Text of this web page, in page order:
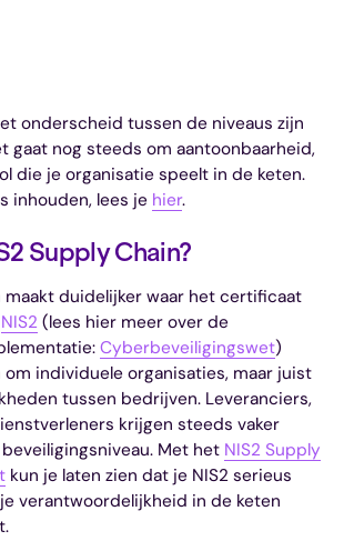
onderscheid tussen de niveaus zijn
gaat nog steeds om aantoonbaarheid,
die je organisatie speelt in de keten.
inhouden, lees je hier.
Supply Chain?
maakt duidelijker waar het certificaat
NIS2 (lees hier meer over de
Cyberbeveiligingswet)
individuele organisaties, maar juist
tussen bedrijven. Leveranciers,
krijgen steeds vaker
Met het NIS2 Supply
kun je laten zien dat je NIS2 serieus
verantwoordelijkheid in de keten